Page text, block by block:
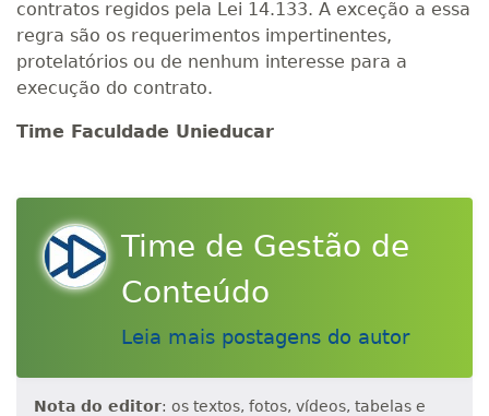
contratos regidos pela Lei 14.133. A exceção a essa
regra são os requerimentos impertinentes,
protelatórios ou de nenhum interesse para a
execução do contrato.
Time Faculdade Unieducar
Time de Gestão de
Conteúdo
Leia mais postagens do autor
Nota do editor: os textos, fotos, vídeos, tabelas e